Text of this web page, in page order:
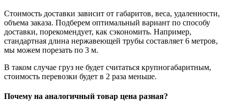
Стоимость доставки зависит от габаритов, веса, удаленности,
объема заказа. Подберем оптимальный вариант по способу
доставки, порекомендует, как сэкономить. Например,
стандартная длина нержавеющей трубы составляет 6 метров,
мы можем порезать по 3 м.
В таком случае груз не будет считаться крупногабаритным,
стоимость перевозки будет в 2 раза меньше.
Почему на аналогичный товар цена разная?